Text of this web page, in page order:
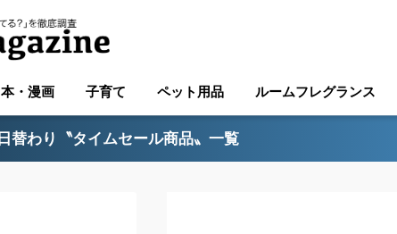
本・漫画 子育て ペット用品 ルームフレグランス
替わり〝タイムセール商品〟一覧